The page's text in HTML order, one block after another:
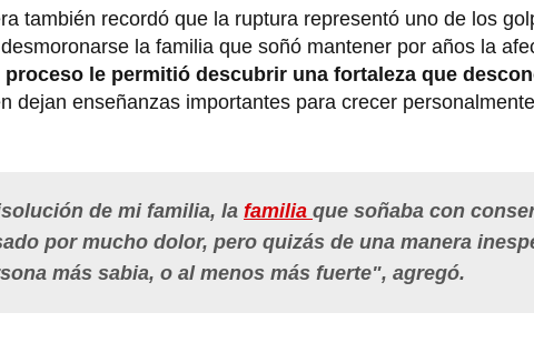
también recordó que la ruptura representó uno de los
la familia que soñó mantener por años la
proceso le permitió descubrir una fortaleza que
dejan enseñanzas importantes para crecer
de mi familia, la familia que soñaba con
por mucho dolor, pero quizás de una manera
más sabia, o al menos más fuerte", agregó.